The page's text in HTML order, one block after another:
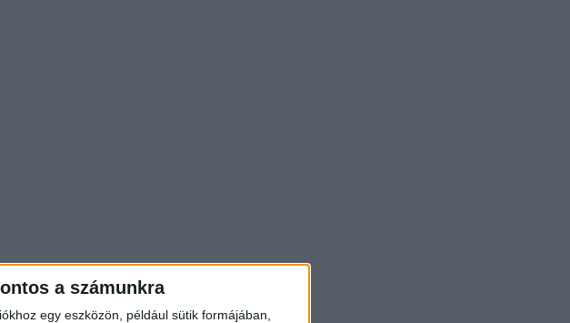
a számunkra
egy eszközön, például sütik formájában,